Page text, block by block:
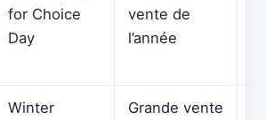
for Choice
Day
vente de
l’année
Winter
Grande vente